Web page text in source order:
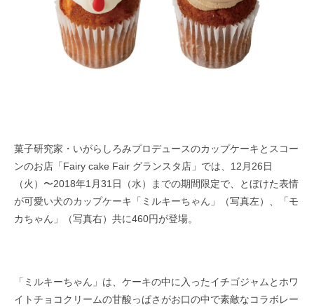
菓子研究家・いがらしろみプロデュースのカップケーキとスコー
ンのお店「Fairy cake Fair グランスタ店」では、12月26日
（火）〜2018年1月31日（水）までの期間限定で、とぼけた表情
が可愛い犬のカップケーキ「ミルキーちゃん」（写真左）、「モ
カちゃん」（写真右）共に460円が登場。
「ミルキーちゃん」は、ケーキの中に入ったイチゴジャムとホワ
イトチョコクリームの甘酸っぱさがお口の中で素敵なコラボレー